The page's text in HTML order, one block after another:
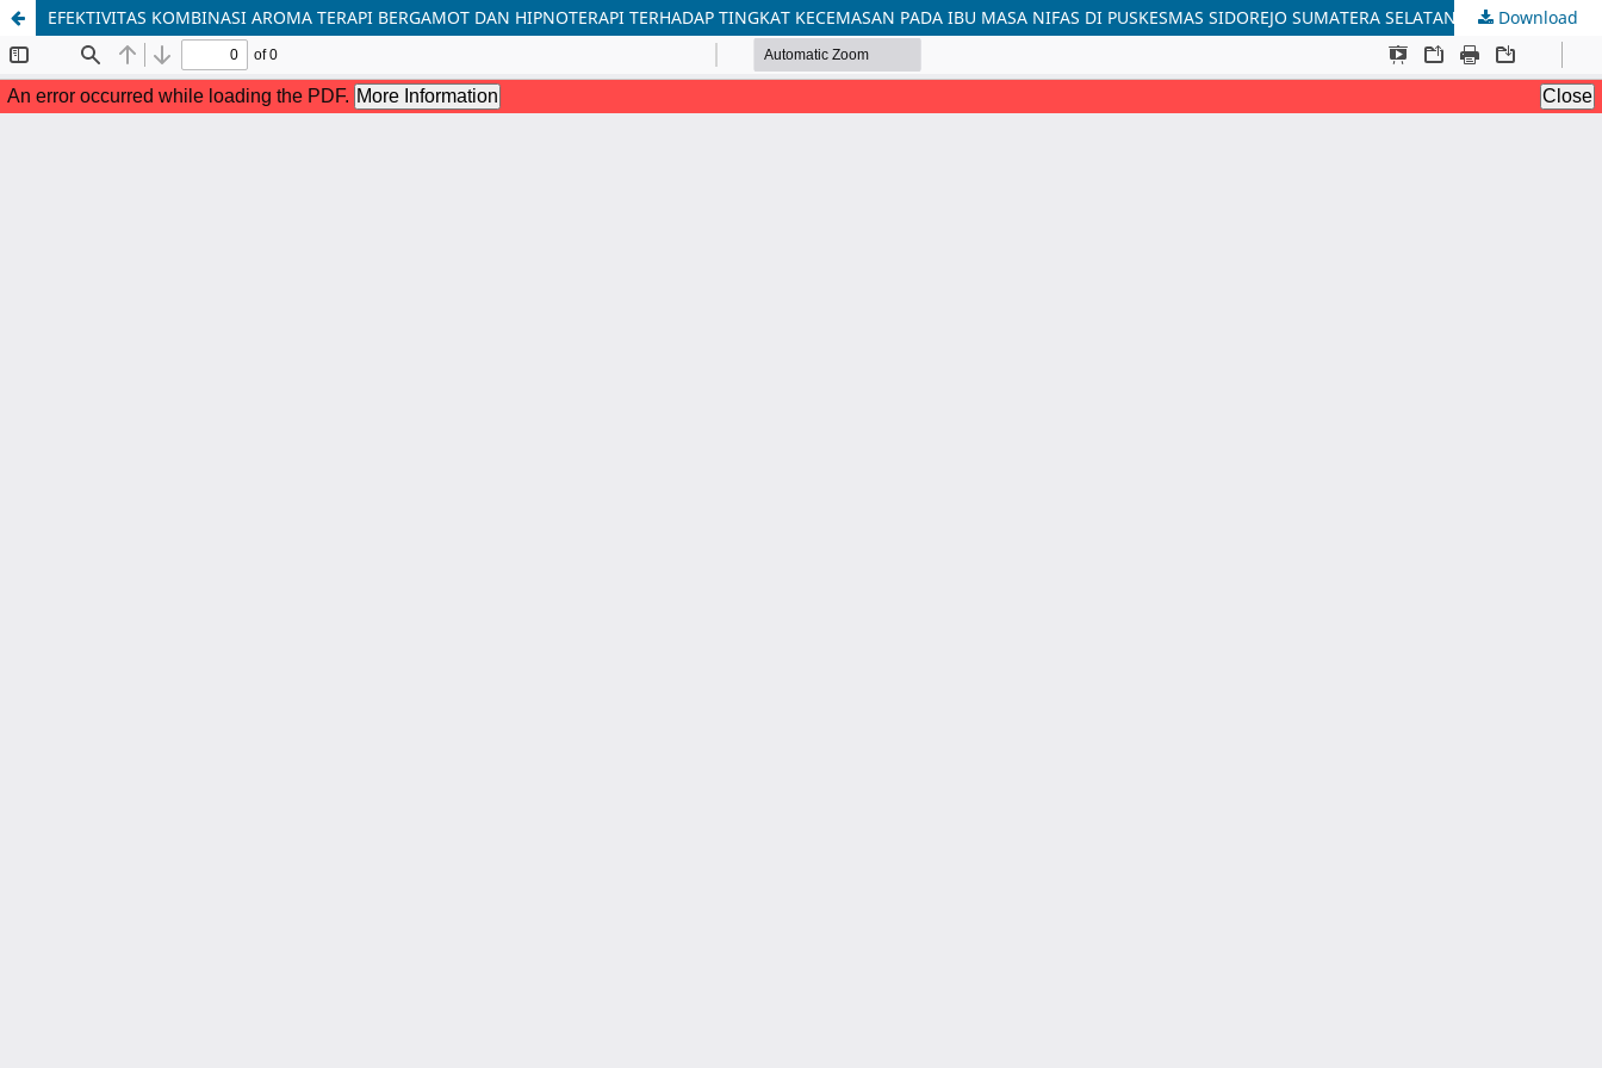
EFEKTIVITAS KOMBINASI AROMA TERAPI BERGAMOT DAN HIPNOTERAPI TERHADAP TINGKAT KECEMASAN PADA IBU MASA NIFAS DI PUSKESMAS SIDOREJO SUMATERA SELATAN Download